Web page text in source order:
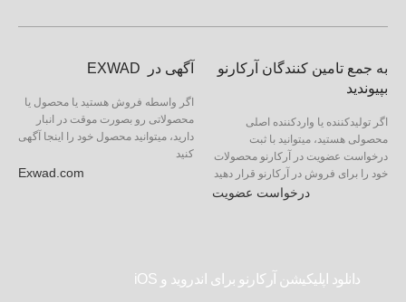
به جمع تامین کنندگان آرکارنو
بپیوندید
اگر تولیدکننده یا واردکننده اصلی
محصولی هستید، میتوانید با ثبت
درخواست عضویت در آرکارنو محصولات
خود را برای فروش در آرکارنو قرار دهید
درخواست عضویت
آگهی در EXWAD
اگر واسطه فروش هستید یا محصول یا
محصولاتی رو بصورت موقت در انبار
دارید، میتوانید محصول خود را اینجا آگهی
کنید
Exwad.com
دانلود اپلیکیشن آرکارنو برای اندروید و iOS